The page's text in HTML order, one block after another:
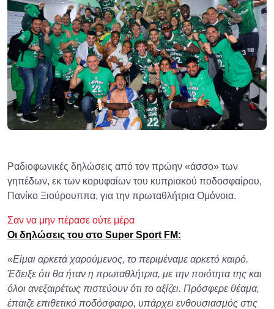
Ραδιοφωνικές δηλώσεις από τον πρώην «άσσο» των
γηπέδων, εκ των κορυφαίων του κυπριακού ποδοσφαίρου,
Πανίκο Ξιούρουππα, για την πρωταθλήτρια Ομόνοια.
Σαν να μην πέρασε ούτε μέρα
Οι δηλώσεις του στο Super Sport FM:
«Είμαι αρκετά χαρούμενος, το περιμέναμε αρκετό καιρό.
Έδειξε ότι θα ήταν η πρωταθλήτρια, με την ποιότητα της και
όλοι ανεξαιρέτως πιστεύουν ότι το αξίζει. Πρόσφερε θέαμα,
έπαιζε επιθετικό ποδόσφαιρο, υπάρχει ενθουσιασμός στις